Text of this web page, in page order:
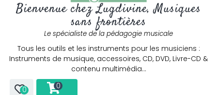
Bienvenue chez Lugdivine, Musiques
sans frontières
Le spécialiste de la pédagogie musicale
Tous les outils et les instruments pour les musiciens :
Instruments de musique, accessoires, CD, DVD, Livre-CD &
contenu multimédia…
0 0